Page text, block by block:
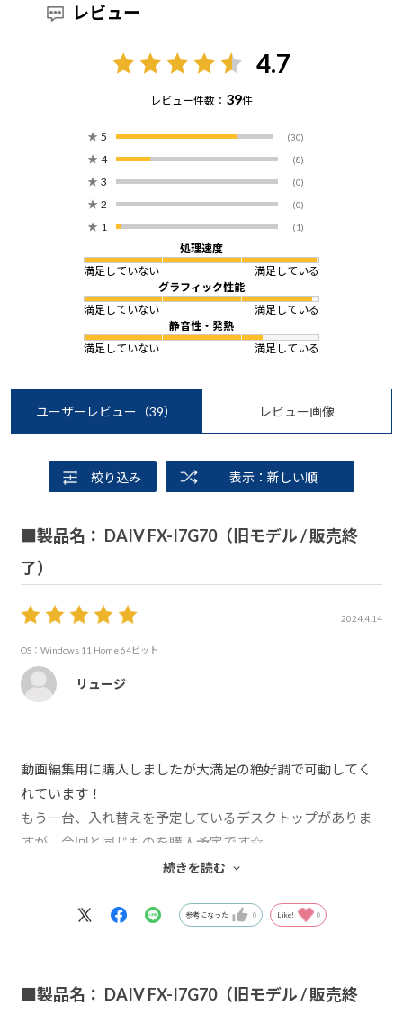
レビュー
4.7
レビュー件数： 39件
★ 5 (30)
★ 4 (8)
★ 3 (0)
★ 2 (0)
★ 1 (1)
処理速度
満足していない
満足している
グラフィック性能
満足していない
満足している
静音性・発熱
満足していない
満足している
ユーザーレビュー （39） レビュー画像
絞り込み 表示：新しい順
■製品名： DAIV FX-I7G70（旧モデル / 販売終
了）
2024.4.14
OS：Windows 11 Home 64ビット
リュージ
動画編集用に購入しましたが大満足の絶好調で可動してく
れています！
もう一台、入れ替えを予定しているデスクトップがありま
すが、今回と同じものを購入予定です☆
友人知人に良いパソコンない？と聞かれることが多いので
これからも良い製品を低価格でご提供期待してます！
続きを読む
参考になった 0 Like! 0
■製品名： DAIV FX-I7G70（旧モデル / 販売終